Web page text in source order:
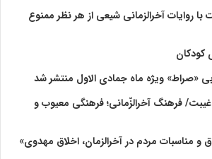
روایات آخرالزمانی شیعی از هر نظر ممنوع
کودکان
«صراط» ویژه ماه جمادی الاول منتشر شد
فرهنگ آخرالزّمانی؛ فرهنگی معیوب و
مناسبات مردم در آخرالزمان، اخلاق مهدوی»